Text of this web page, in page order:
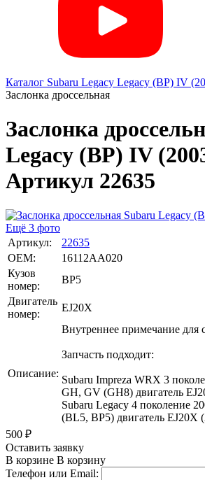
Каталог Subaru Legacy Legacy (BP) IV
Заслонка дроссельная
Заслонка
Legacy (BP) IV
Артикул 22635
Ещё 3 фото
Артикул:
22635
OEM:
16112AA020
Кузов
номер:
BP5
Двигатель
номер:
EJ20X
Описание:
Внутреннее примечание для
Запчасть подходит:
Subaru Impreza WRX 3
GH, GV (GH8) двигатель
Subaru Legacy 4 поколение
(BL5, BP5) двигатель EJ20X
500 ₽
Оставить заявку
В корзине В корзину
Телефон или Email: